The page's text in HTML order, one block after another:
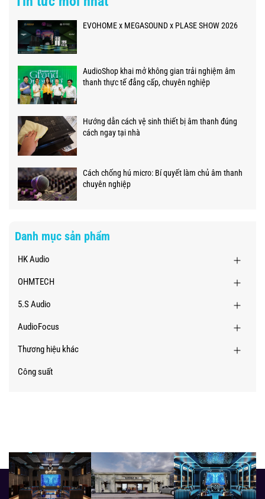
EVOHOME x MEGASOUND x PLASE SHOW 2026
AudioShop khai mở không gian trải nghiệm âm
thanh thực tế đẳng cấp, chuyên nghiệp
Hướng dẫn cách vệ sinh thiết bị âm thanh đúng
cách ngay tại nhà
Cách chống hú micro: Bí quyết làm chủ âm thanh
chuyên nghiệp
Danh mục sản phẩm
HK Audio
OHMTECH
5.S Audio
AudioFocus
Thương hiệu khác
Công suất